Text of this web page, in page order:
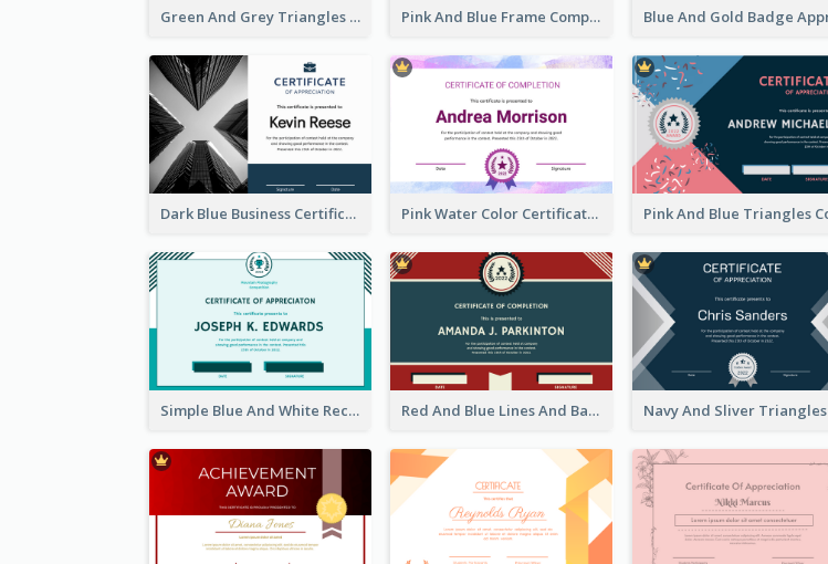
Green And Grey Triangles With Badge Certificate Pink And Blue Frame Company Certificate
Dark Blue Business Certificate Pink Water Color Certificate Of Completion
Simple Blue And White Rectangle Certificate Red And Blue Lines And Badge Completion Certificate